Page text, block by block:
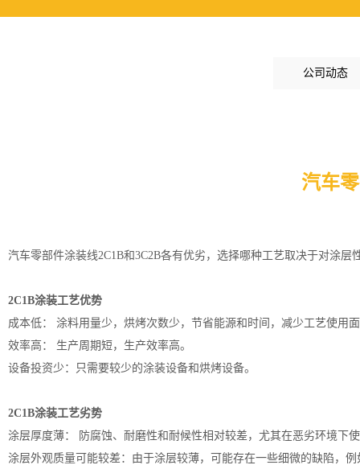
公司动态
汽车
汽车零部件涂装线2C1B和3C2B各有优劣，选择哪种工艺取决于对涂层
2C1B涂装工艺优势
成本低： 涂料用量少，烘烤次数少，节省能源和时间，减少工艺使用
效率高： 生产周期短，生产效率高。
设备投资少：只需要较少的涂装设备和烘烤设备。
2C1B涂装工艺劣势
涂层厚度薄： 防腐蚀、耐磨性和耐候性相对较差，尤其在恶劣环境下
涂层外观质量可能较差：由于涂层较薄，可能存在一些细微的缺陷，